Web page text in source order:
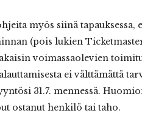
myös siinä tapauksessa,
(pois lukien
voimassaolevien
ei välttämättä
31.7. mennessä.
ostanut henkilö tai taho.